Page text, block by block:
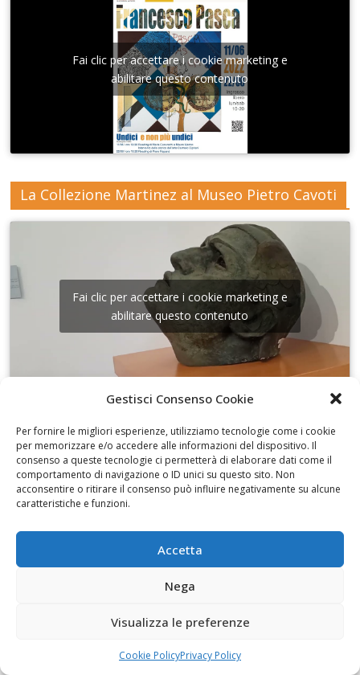
Gestisci Consenso Cookie
Per fornire le migliori esperienze, utilizziamo tecnologie come i cookie
per memorizzare e/o accedere alle informazioni del dispositivo. Il
consenso a queste tecnologie ci permetterà di elaborare dati come il
comportamento di navigazione o ID unici su questo sito. Non
acconsentire o ritirare il consenso può influire negativamente su alcune
caratteristiche e funzioni.
Accetta
Nega
Visualizza le preferenze
Cookie PolicyPrivacy Policy
Fai clic per accettare i cookie marketing e
abilitare questo contenuto
La Collezione Martinez al Museo Pietro Cavoti
Fai clic per accettare i cookie marketing e
abilitare questo contenuto
I disegni di Martinez
Fai clic per accettare i cookie marketing e
abilitare questo contenuto